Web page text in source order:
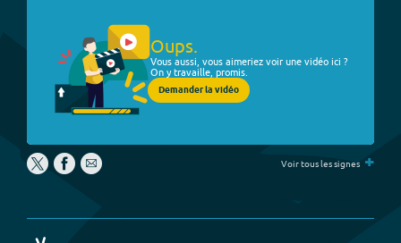
Oups.
Vous aussi, vous aimeriez voir une vidéo ici ?
On y travaille, promis.
Demander la vidéo
Voir tous les signes +